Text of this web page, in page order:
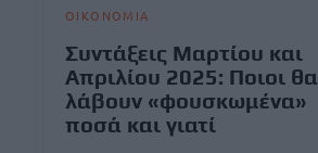
ΟΙΚΟΝΟΜΙΑ
Συντάξεις Μαρτίου και
Απριλίου 2025: Ποιοι θα
λάβουν «φουσκωμένα»
ποσά και γιατί